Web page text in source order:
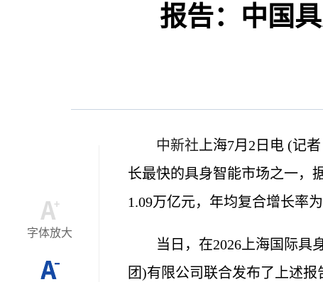
报告：中国
字体放大
中新社 上海7月2日电 (记
长最快的具身智能市场之一，
1.09万亿元，年均复合增长率为
当日，在2026上海国际具
团)有限公司联合发布了上述报